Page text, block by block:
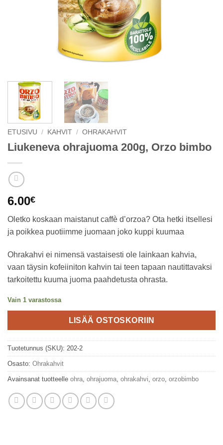
ETUSIVU / KAHVIT / OHRAKAHVIT
Liukeneva ohrajuoma 200g, Orzo bimbo
6.00€
Oletko koskaan maistanut caffè d’orzoa? Ota hetki itsellesi
ja poikkea puotiimme juomaan joko kuppi kuumaa
Ohrakahvi ei nimensä vastaisesti ole lainkaan kahvia,
vaan täysin kofeiiniton kahvin tai teen tapaan nautittavaksi
tarkoitettu kuuma juoma paahdetusta ohrasta.
Vain 1 varastossa
LISÄÄ OSTOSKORIIN
Tuotetunnus (SKU): 202-2
Osasto: Ohrakahvit
Avainsanat tuotteelle ohra ohrajuoma ohrakahvi orzo orzobimbo